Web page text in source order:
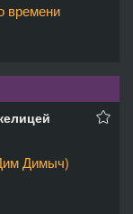
времени
Димыч)